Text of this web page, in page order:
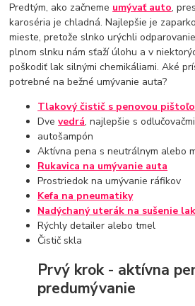
Predtým, ako začneme umývať auto,
karoséria je chladná. Najlepšie je
mieste, pretože slnko urýchli
plnom slnku nám sťaží úlohu a v
poškodiť lak silnými chemikáliami. Aké
potrebné na bežné umývanie auta?
Tlakový čistič s penovou
Dvevedrá, najlepšie s
autošampón
Aktívna pena s neutrálnym alebo
Rukavica na umývanie auta
Prostriedok na umývanie ráfikov
Kefa na pneumatiky
Nadýchaný uterák na sušenie
Rýchly detailer alebo tmel
Čistič skla
Prvý krok - aktívna
predumývanie